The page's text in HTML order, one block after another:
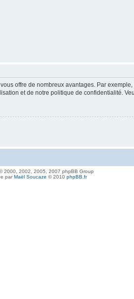
offre de nombreux avantages. Par
et de notre politique de confidentialité.
2000, 2002, 2005, 2007 phpBB Group
parMaël Soucaze © 2010 phpBB.fr